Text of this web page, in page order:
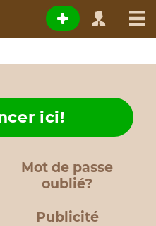
Mot de passe
oublié?
ici!
Publicité